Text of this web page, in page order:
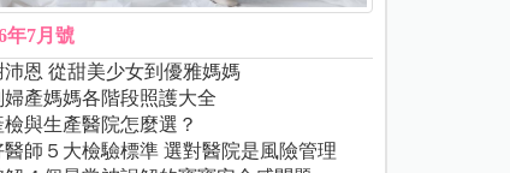
年7月號
沛恩 從甜美少女到優雅媽媽
婦產媽媽各階段照護大全
檢與生產醫院怎麼選？
醫師５大檢驗標準 選對醫院是風險管理